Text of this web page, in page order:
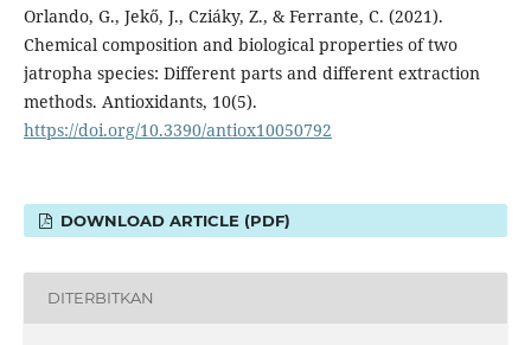
Orlando, G., Jekő, J., Cziáky, Z., & Ferrante, C. (2021).
Chemical composition and biological properties of two
jatropha species: Different parts and different extraction
methods. Antioxidants, 10(5).
https://doi.org/10.3390/antiox10050792
DOWNLOAD ARTICLE (PDF)
DITERBITKAN